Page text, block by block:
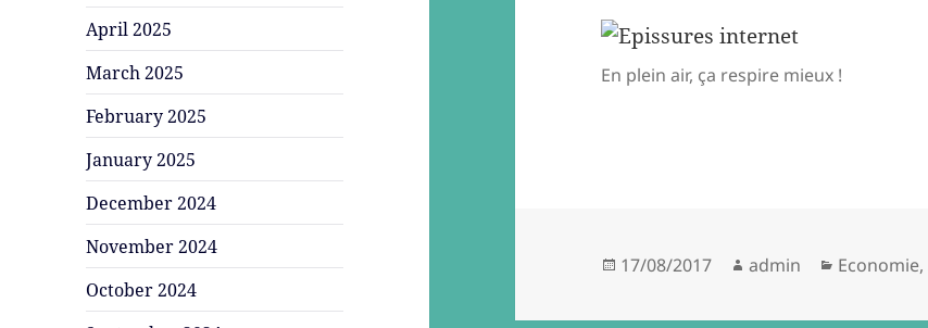
April 2025
March 2025
February 2025
January 2025
December 2024
November 2024
October 2024
En plein air, ça respire mieux !
Posted
17/08/2017 Author
admin Categories
Economie,